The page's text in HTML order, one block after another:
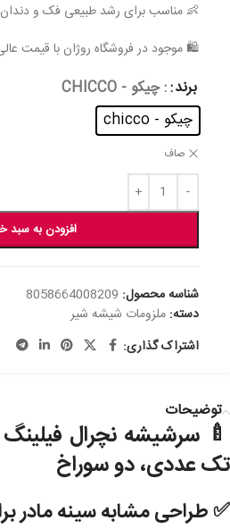
👶 مناسب برای رشد طبیعی فک و دندان
🛍 موجود در فروشگاه روژان با قیمت
برند : چیکو - CHICCO
چیکو - chicco
صاف
افزودن به سبد
شناسه محصول: 8058664008209
دسته: ملزومات شیشه شیر
اشتراک گذاری:
توضیحات
تک عددی، دو سوراخ
✅ طراحی مشابه سینه مادر